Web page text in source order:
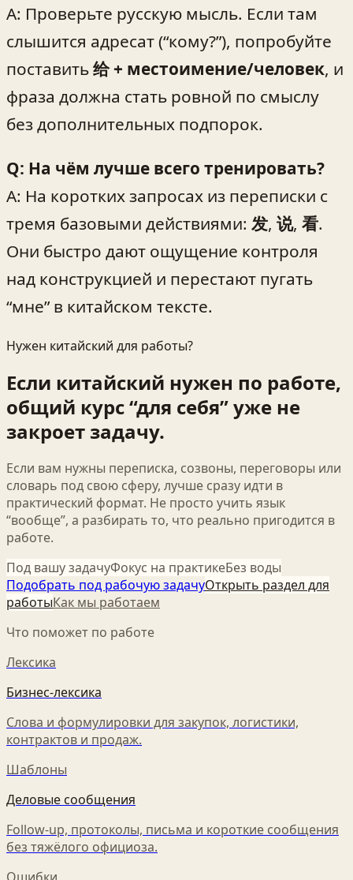
A: Проверьте русскую мысль. Если там
слышится адресат (“кому?”), попробуйте
поставить给 + местоимение/человек, и
фраза должна стать ровной по смыслу
без дополнительных подпорок.
Q: На чём лучше всего тренировать?
A: На коротких запросах из переписки с
тремя базовыми действиями: 发, 说, 看.
Они быстро дают ощущение контроля
над конструкцией и перестают пугать
“мне” в китайском тексте.
Нужен китайский для работы?
Если китайский нужен по работе,
общий курс “для себя” уже не
закроет задачу.
Если вам нужны переписка, созвоны, переговоры или
словарь под свою сферу, лучше сразу идти в
практический формат. Не просто учить язык
“вообще”, а разбирать то, что реально пригодится в
работе.
Под вашу задачуФокус на практикеБез воды
Подобрать под рабочую задачуОткрыть раздел для
работыКак мы работаем
Что поможет по работе
Лексика
Бизнес-лексика
Слова и формулировки для закупок, логистики,
контрактов и продаж.
Шаблоны
Деловые сообщения
Follow-up, протоколы, письма и короткие сообщения
без тяжёлого официоза.